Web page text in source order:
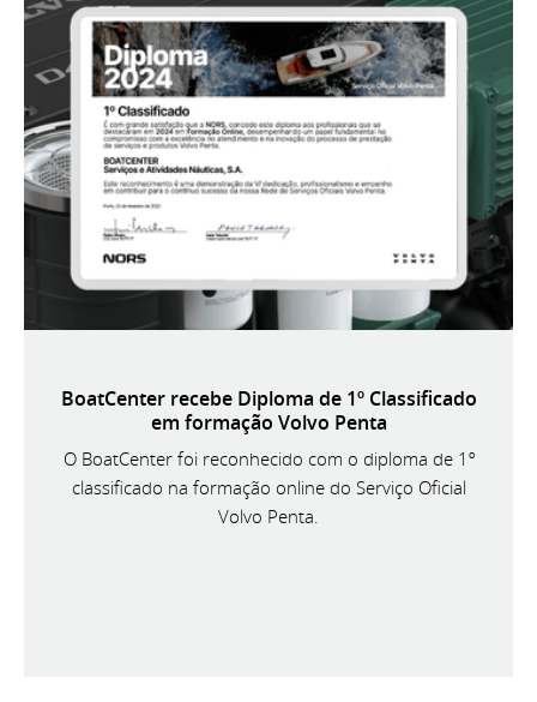
BoatCenter recebe Diploma de 1º Classificado
em formação Volvo Penta
O BoatCenter foi reconhecido com o diploma de 1º
classificado na formação online do Serviço Oficial
Volvo Penta.